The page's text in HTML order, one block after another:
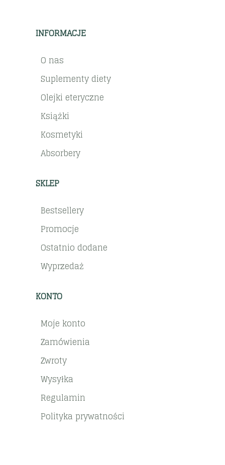
INFORMACJE
O nas
Suplementy diety
Olejki eteryczne
Książki
Kosmetyki
Absorbery
SKLEP
Bestsellery
Promocje
Ostatnio dodane
Wyprzedaż
KONTO
Moje konto
Zamówienia
Zwroty
Wysyłka
Regulamin
Polityka prywatności